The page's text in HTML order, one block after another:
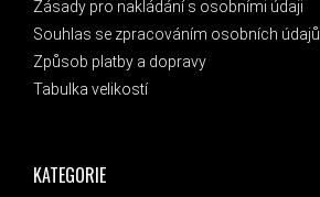
KATEGORIE
Zásady pro nakládání s osobními údaji
Souhlas se zpracováním osobních údajů
Způsob platby a dopravy
Tabulka velikostí